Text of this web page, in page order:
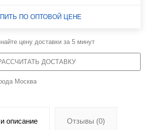
ПО ОПТОВОЙ ЦЕНЕ
цену доставки за 5 минут
ДОСТАВКУ
Москва
описание Отзывы (0)